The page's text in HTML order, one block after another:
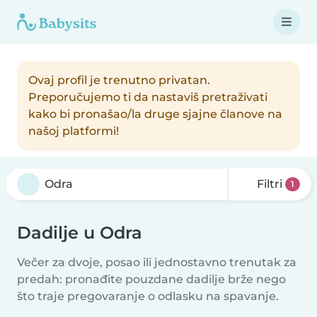
Ovaj profil je trenutno privatan.
Preporučujemo ti da nastaviš pretraživati
kako bi pronašao/la druge sjajne članove na
našoj platformi!
Filtri 1
Dadilje u Odra
Večer za dvoje, posao ili jednostavno trenutak za
predah: pronađite pouzdane dadilje brže nego
što traje pregovaranje o odlasku na spavanje.